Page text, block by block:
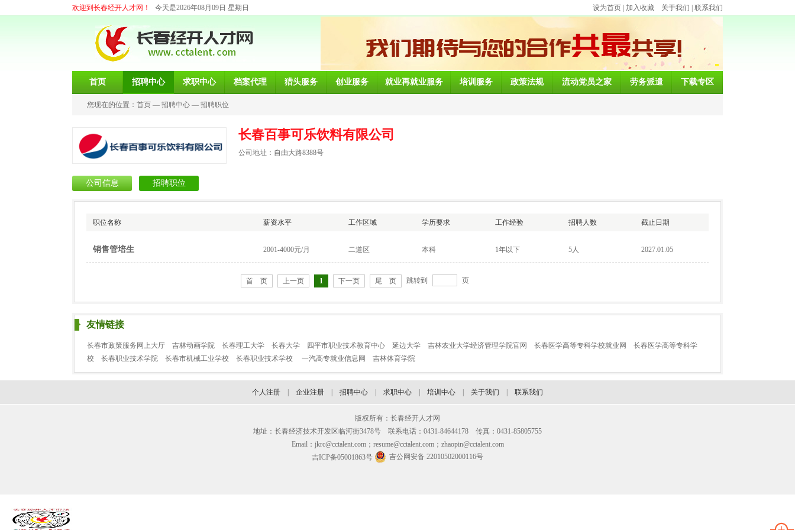
欢迎到长春经开人才网！ 今天是2026年08月09日 星期日 设为首页 加入收藏 关于我们 联系我们
首页 招聘中心 求职中心 档案代理 猎头服务 创业服务 就业再就业服务 培训服务 政策法规 流动党员之家 劳务派遣 下载专区
您现在的位置： 首页 — 招聘中心 — 招聘职位
长春百事可乐饮料有限公司
公司地址：自由大路8388号
公司信息 招聘职位
职位名称 薪资水平 工作区域 学历要求 工作经验 招聘人数 截止日期
销售管培生 2001-4000元/月 二道区 本科 1年以下 5人 2027.01.05
首 页 上一页 1 下一页 尾 页 跳转到 页
友情链接
长春市政策服务网上大厅 吉林动画学院 长春理工大学 长春大学 四平市职业技术教育中心 延边大学 吉林农业大学经济管理学院官网 长春医学高等专科学校就业网
长春医学高等专科学
校
长春职业技术学院 长春市机械工业学校 长春职业技术学校 一汽高专就业信息网 吉林体育学院
个人注册 企业注册 招聘中心 求职中心 培训中心 关于我们 联系我们
版权所有：长春经开人才网
地址：长春经济技术开发区临河街3478号 联系电话：0431-84644178 传真：0431-85805755
Email：jkrc@cctalent.com；resume@cctalent.com；zhaopin@cctalent.com
吉ICP备05001863号
吉公网安备 22010502000116号